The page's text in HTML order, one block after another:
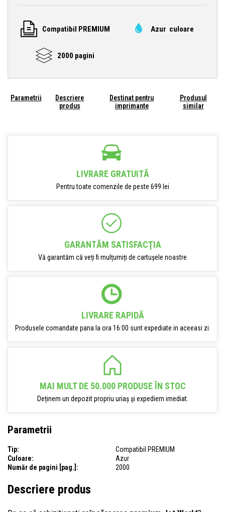
Compatibil PREMIUM Azur culoare
2000 pagini
Parametrii
Descriere
produs
Destinat pentru
imprimante
Produsul
similar
LIVRARE GRATUITĂ
Pentru toate comenzile de peste 699 lei
GARANTĂM SATISFACŢIA
Vă garantăm că veți fi mulțumiți de cartușele noastre
LIVRARE RAPIDĂ
Produsele comandate pana la ora 16:00 sunt expediate in aceeasi zi.
MAI MULT DE 50.000 PRODUSE ÎN STOC
Deținem un depozit propriu uriaș și expediem imediat.
Parametrii
Tip:
Compatibil PREMIUM
Culoare:
Azur
Număr de pagini [pag.]:
2000
Descriere produs